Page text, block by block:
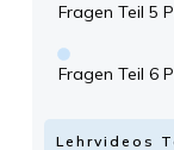
Fragen Teil 5
Fragen Teil 6
Lehrvideos